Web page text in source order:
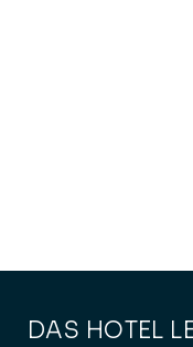
DAS HOTEL